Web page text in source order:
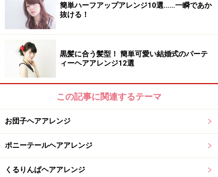
少しづつ立てていくと失敗しない
に逆毛を立てる。尚、髪をおろしたとき、逆毛が見えな
簡単ハーフアップアレンジ10選……一瞬であか
抜ける！
黒髪に合う髪型！ 簡単可愛い結婚式のパーテ
ィーヘアアレンジ12選
この記事に関連するテーマ
お団子ヘアアレンジ
ポニーテールヘアアレンジ
くるりんぱヘアアレンジ